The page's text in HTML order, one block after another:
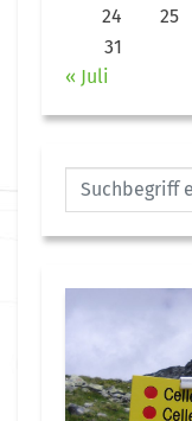
24
25
31
« Juli